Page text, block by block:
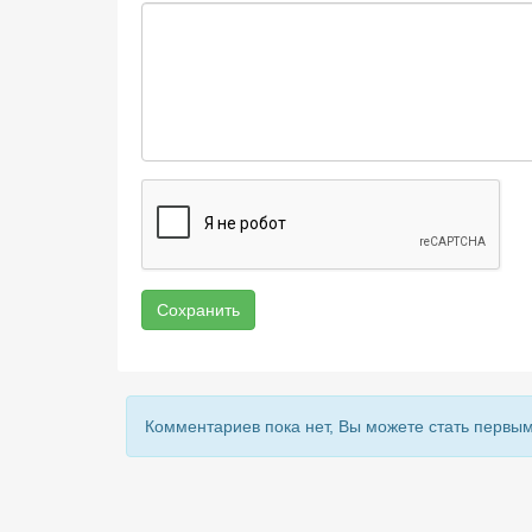
Сохранить
Комментариев пока нет, Вы можете стать